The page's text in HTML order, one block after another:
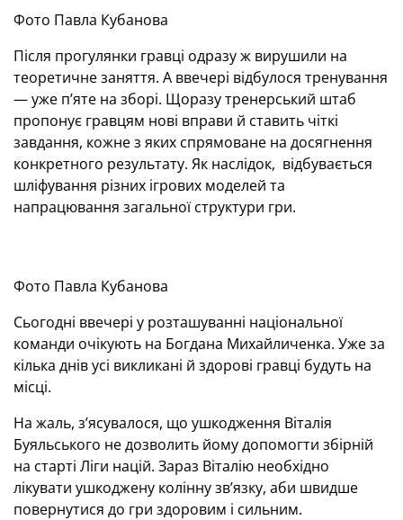
Фото Павла Кубанова
Після прогулянки гравці одразу ж вирушили на
теоретичне заняття. А ввечері відбулося тренування
— уже п’яте на зборі. Щоразу тренерський штаб
пропонує гравцям нові вправи й ставить чіткі
завдання, кожне з яких спрямоване на досягнення
конкретного результату. Як наслідок, відбувається
шліфування різних ігрових моделей та
напрацювання загальної структури гри.
Фото Павла Кубанова
Сьогодні ввечері у розташуванні національної
команди очікують на Богдана Михайличенка. Уже за
кілька днів усі викликані й здорові гравці будуть на
місці.
На жаль, з’ясувалося, що ушкодження Віталія
Буяльського не дозволить йому допомогти збірній
на старті Ліги націй. Зараз Віталію необхідно
лікувати ушкоджену колінну зв’язку, аби швидше
повернутися до гри здоровим і сильним.